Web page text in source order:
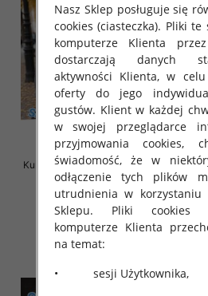
Kurtka alpaka Roz S-M-L, 1 Kolor
Paczka 3 szt
145.00 zł
szczegóły
Nasz Sklep posługuje się
cookies (ciasteczka). Pliki
komputerze Klienta
dostarczają danych
aktywności Klienta, w
oferty do jego
gustów. Klient w każdej
w swojej przeglądarce
przyjmowania cookies,
świadomość, że w
odłączenie tych plików
utrudnienia w korzystaniu
Sklepu. Pliki cookies
komputerze Klienta
na temat:
• sesji Użytkownika,